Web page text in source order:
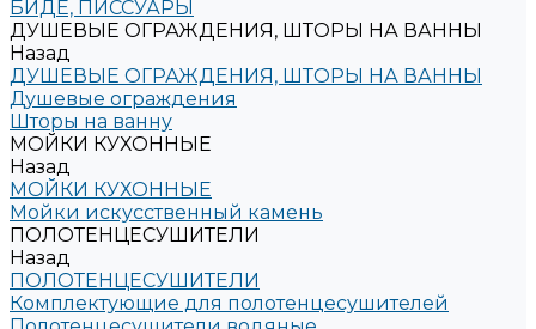
БИДЕ, ПИССУАРЫ
ДУШЕВЫЕ ОГРАЖДЕНИЯ, ШТОРЫ НА ВАННЫ
Назад
ДУШЕВЫЕ ОГРАЖДЕНИЯ, ШТОРЫ НА ВАННЫ
Душевые ограждения
Шторы на ванну
МОЙКИ КУХОННЫЕ
Назад
МОЙКИ КУХОННЫЕ
Мойки искусственный камень
ПОЛОТЕНЦЕСУШИТЕЛИ
Назад
ПОЛОТЕНЦЕСУШИТЕЛИ
Комплектующие для полотенцесушителей